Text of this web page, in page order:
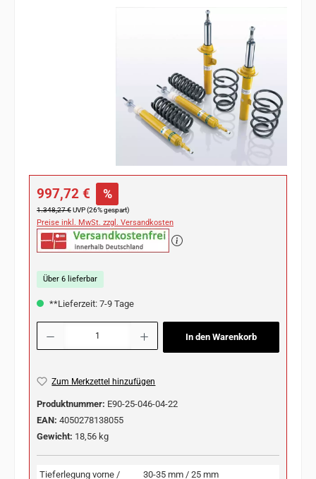
Verkaufspreis:
997,72 € %
Regulärer Preis:
1.348,27 €UVP (26% gespart)
Preise inkl. MwSt. zzgl. Versandkosten
Über 6 lieferbar
**Lieferzeit: 7-9 Tage
Produkt Anzahl: Gib den gewünschten Wert ein oder benutze die Schaltflächen
In den Warenkorb
Zum Merkzettel hinzufügen
Produktnummer: E90-25-046-04-22
EAN: 4050278138055
Gewicht: 18,56 kg
Tieferlegung vorne /
30-35 mm / 25 mm